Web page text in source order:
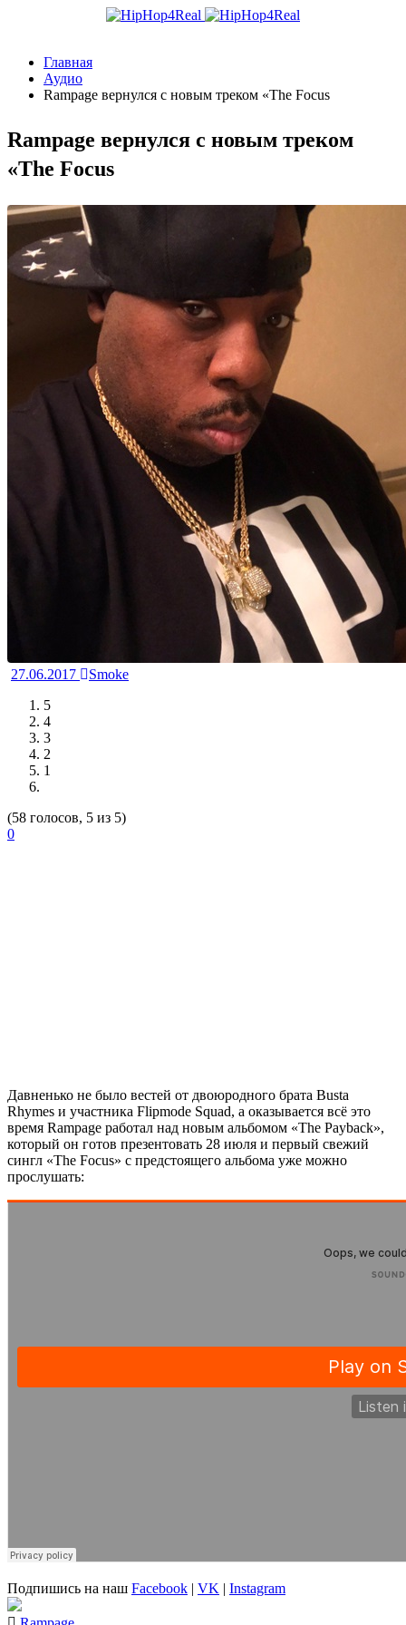
Главная
Аудио
Rampage вернулся с новым треком «The Focus
Rampage вернулся с новым треком
«The Focus
27.06.2017
Smoke
5
4
3
2
1
(58 голосов, 5 из 5)
0
Давненько не было вестей от двоюродного брата Busta
Rhymes и участника Flipmode Squad, а оказывается всё это
время Rampage работал над новым альбомом «The Payback»,
который он готов презентовать 28 июля и первый свежий
сингл «The Focus» с предстоящего альбома уже можно
прослушать:
Подпишись на наш Facebook | VK | Instagram